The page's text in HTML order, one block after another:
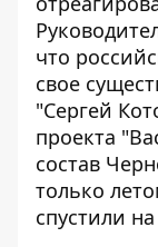
что
свое
"Сергей
проекта
состав
только
спустили